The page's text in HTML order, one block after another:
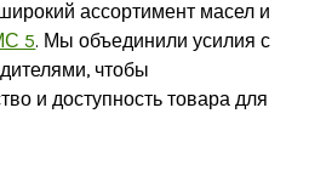
ассортимент масел и
5. Мы объединили усилия с
чтобы
и доступность товара для